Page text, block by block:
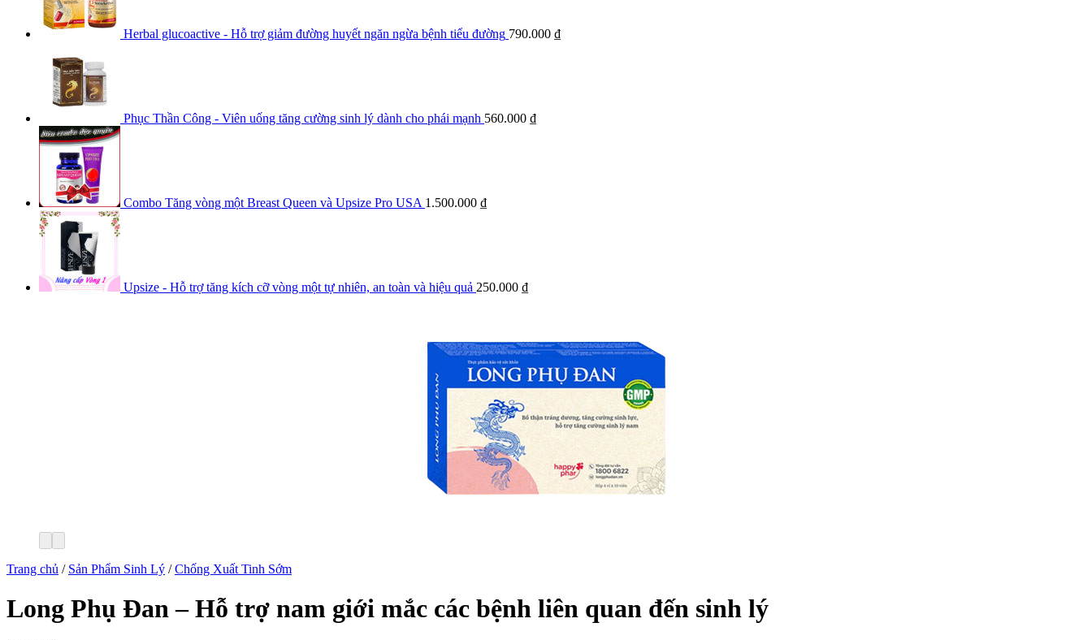
Herbal glucoactive - Hỗ trợ giảm đường huyết ngăn ngừa bệnh tiểu đường 790.000 ₫
Phục Thần Công - Viên uống tăng cường sinh lý dành cho phái mạnh 560.000 ₫
Combo Tăng vòng một Breast Queen và Upsize Pro USA 1.500.000 ₫
Upsize - Hỗ trợ tăng kích cỡ vòng một tự nhiên, an toàn và hiệu quả 250.000 ₫
Trang chủ / Sản Phẩm Sinh Lý / Chống Xuất Tinh Sớm
Long Phụ Đan – Hỗ trợ nam giới mắc các bệnh liên quan đến sinh lý